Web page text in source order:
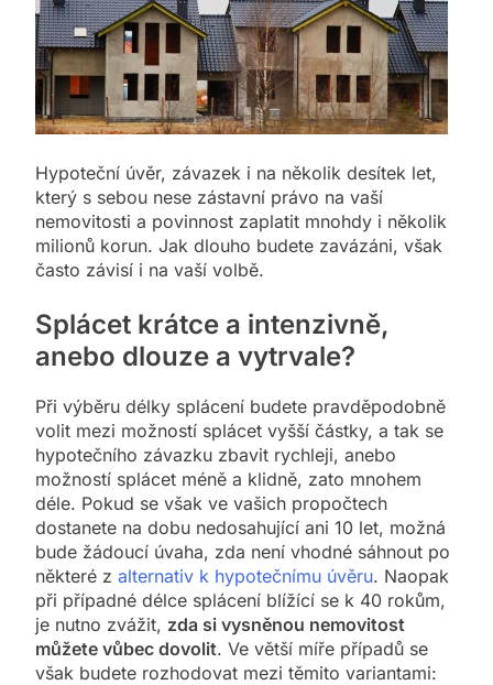
Hypoteční úvěr, závazek i na několik desítek let,
který s sebou nese zástavní právo na vaší
nemovitosti a povinnost zaplatit mnohdy i několik
milionů korun. Jak dlouho budete zavázáni, však
často závisí i na vaší volbě.
Splácet krátce a intenzivně,
anebo dlouze a vytrvale?
Při výběru délky splácení budete pravděpodobně
volit mezi možností splácet vyšší částky, a tak se
hypotečního závazku zbavit rychleji, anebo
možností splácet méně a klidně, zato mnohem
déle. Pokud se však ve vašich propočtech
dostanete na dobu nedosahující ani 10 let, možná
bude žádoucí úvaha, zda není vhodné sáhnout po
některé z alternativ k hypotečnímu úvěru. Naopak
při případné délce splácení blížící se k 40 rokům,
je nutno zvážit, zda si vysněnou nemovitost
můžete vůbec dovolit. Ve větší míře případů se
však budete rozhodovat mezi těmito variantami: